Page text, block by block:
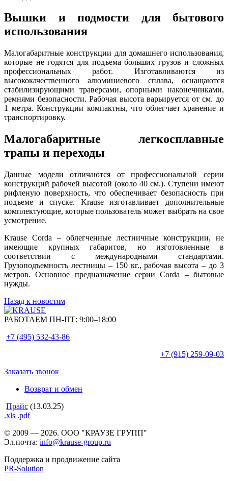
Вышки и подмости для бытового
использования
Малогабаритные конструкции для домашнего использования,
которые не годятся для подъема больших грузов и сложных
профессиональных работ. Изготавливаются из
высококачественного алюминиевого сплава, оснащаются
стабилизирующими траверсами, опорными наконечниками,
ремнями безопасности. Рабочая высота варьируется от см. до
1 метра. Конструкции компактны, что облегчает хранение и
транспортировку.
Малогабаритные легкосплавные
трапы и переходы
Данные модели отличаются от профессиональной серии
конструкций рабочей высотой (около 40 см.). Ступени имеют
рифленую поверхность, что обеспечивает безопасность при
подъеме и спуске. Krause изготавливает дополнительные
комплектующие, которые пользователь может выбрать на свое
усмотрение.
Krause Corda – облегченные лестничные конструкции, не
имеющие крупных габаритов, но изготовленные в
соответствии с международными стандартами.
Грузоподъемность лестницы – 150 кг., рабочая высота – до 3
метров. Основное предназначение серии Corda – бытовые
нужды.
Назад к новостям
РАБОТАЕМ ПН-ПТ: 9:00–18:00
+7 (495) 532-43-86
+7 (915) 259-09-03
Заказать звонок
Возврат и обмен
Прайс (13.03.25)
.xls .pdf
© 2009 — 2026. ООО "КРАУЗЕ ГРУПП"
Эл.почта: info@krause-group.ru
Поддержка и продвижение сайта
PR-Solution